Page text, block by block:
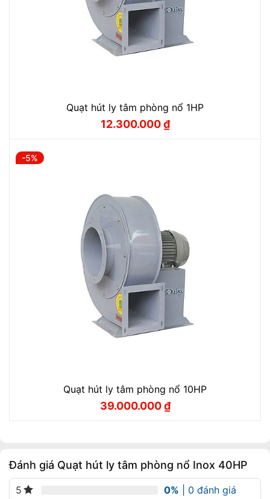
Quạt hút ly tâm phòng nổ 1HP
Giá
12.300.000₫
Giá
-5%
Quạt hút ly tâm phòng nổ 10HP
Giá
39.000.000₫
Giá
Đánh giá Quạt hút ly tâm phòng nổ Inox 40HP
5 0% | 0 đánh giá